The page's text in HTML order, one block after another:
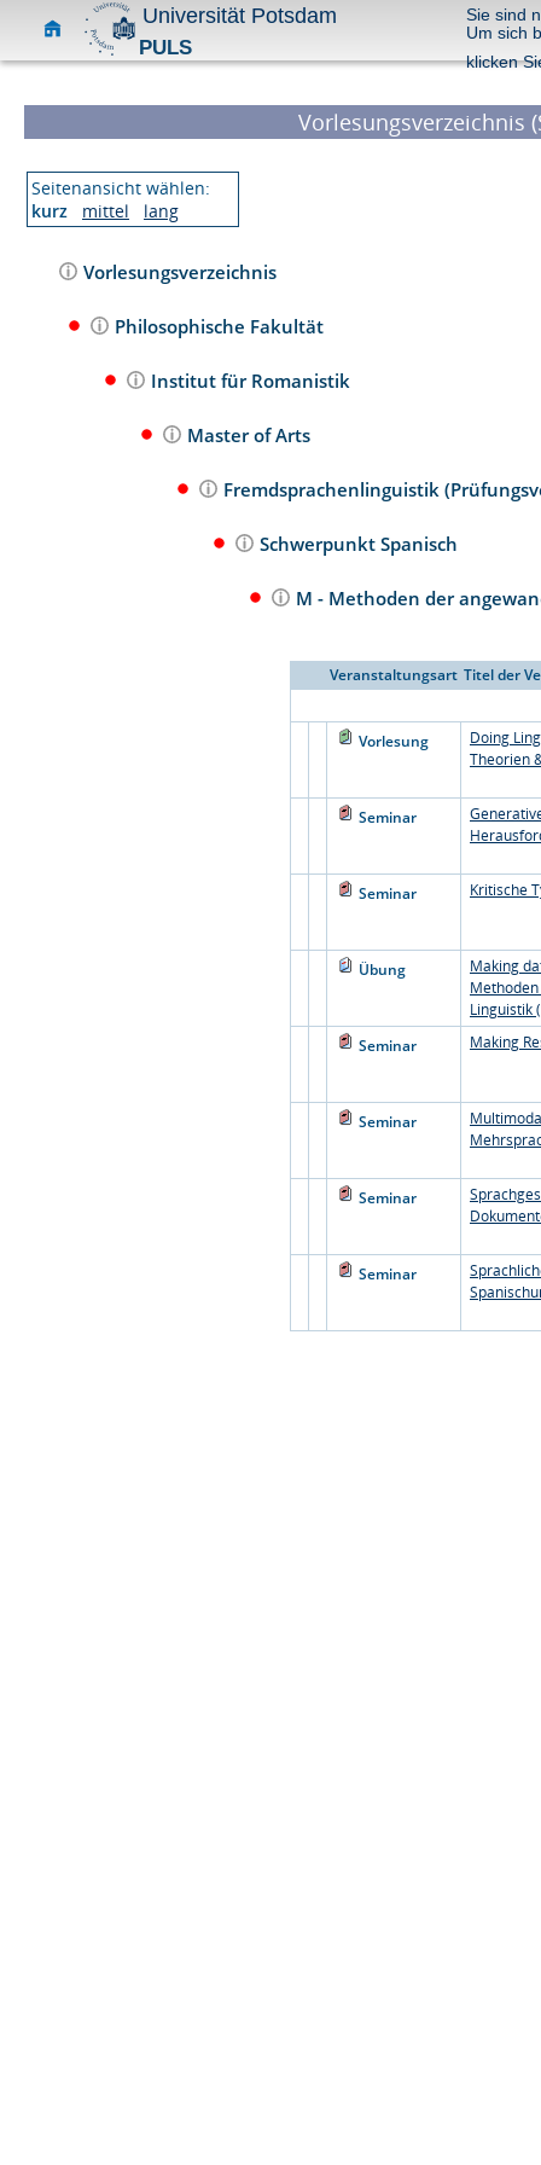
Universität Potsdam
PULS
Sie sind
Um sich
klicken
Vorlesungsverzeichnis
Seitenansicht wählen:
kurz
mittel lang
Vorlesungsverzeichnis
Philosophische Fakultät
Institut für Romanistik
Master of Arts
Fremdsprachenlinguistik
Schwerpunkt Spanisch
M - Methoden der
Veranstaltungsart Titel der
Vorlesung
Doing
Theorien
Seminar
Seminar Kritische
Übung
Making
Linguistik
Seminar
Making
Seminar
Seminar
Seminar